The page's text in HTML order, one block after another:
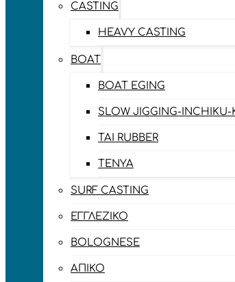
CASTING
HEAVY CASTING
BOAT
BOAT EGING
SLOW JIGGING-INCHIKU-
TAI RUBBER
TENYA
SURF CASTING
ΕΓΓΛΈΖΙΚΟ
BOLOGNESE
ΑΠΊΚΟ